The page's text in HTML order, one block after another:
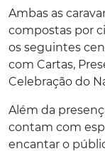
Ambas as
compostas por
os seguintes
com Cartas,
Celebração do
Além da
contam com
encantar o